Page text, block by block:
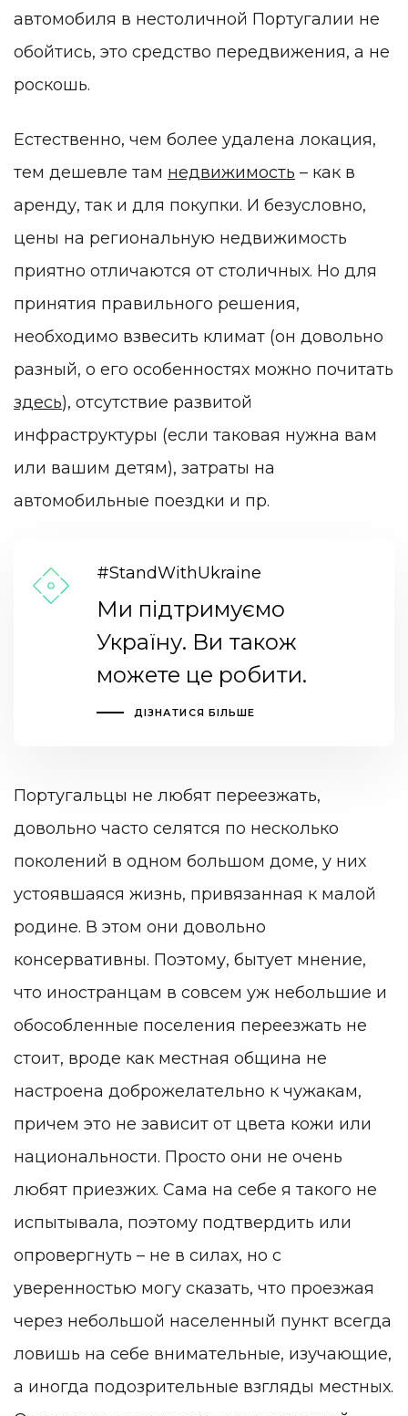
автомобиля в нестоличной Португалии не
обойтись, это средство передвижения, а не
роскошь.
Естественно, чем более удалена локация,
тем дешевле там недвижимость – как в
аренду, так и для покупки. И безусловно,
цены на региональную недвижимость
приятно отличаются от столичных. Но для
принятия правильного решения,
необходимо взвесить климат (он довольно
разный, о его особенностях можно почитать
здесь), отсутствие развитой
инфраструктуры (если таковая нужна вам
или вашим детям), затраты на
автомобильные поездки и пр.
#StandWithUkraine
Ми підтримуємо
Україну. Ви також
можете це робити.
ДІЗНАТИСЯ БІЛЬШЕ
Португальцы не любят переезжать,
довольно часто селятся по несколько
поколений в одном большом доме, у них
устоявшаяся жизнь, привязанная к малой
родине. В этом они довольно
консервативны. Поэтому, бытует мнение,
что иностранцам в совсем уж небольшие и
обособленные поселения переезжать не
стоит, вроде как местная община не
настроена доброжелательно к чужакам,
причем это не зависит от цвета кожи или
национальности. Просто они не очень
любят приезжих. Сама на себе я такого не
испытывала, поэтому подтвердить или
опровергнуть – не в силах, но с
уверенностью могу сказать, что проезжая
через небольшой населенный пункт всегда
ловишь на себе внимательные, изучающие,
а иногда подозрительные взгляды местных.